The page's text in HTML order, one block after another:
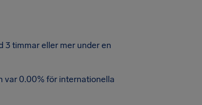
3 timmar eller mer under en
var 0.00% för internationella